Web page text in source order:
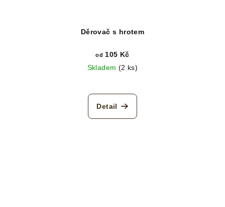
Děrovač s hrotem
od 105 Kč
Skladem (2 ks)
Detail